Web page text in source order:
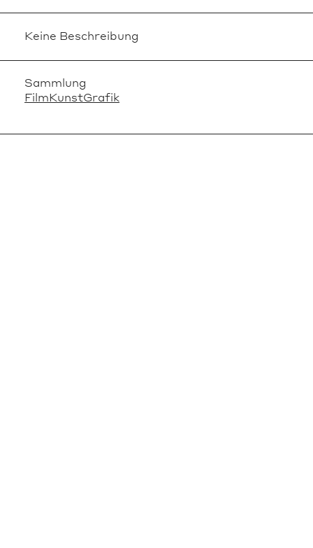
Keine Beschreibung
Sammlung
FilmKunstGrafik